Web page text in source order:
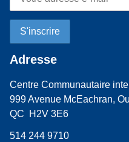
Adresse
Centre Communautaire
999 Avenue McEachran,
QC H2V 3E6
514 244 9710